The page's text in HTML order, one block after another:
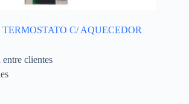
C/ AQUECEDOR
clientes